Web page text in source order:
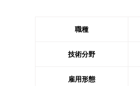
職種
技術分野
雇用形態